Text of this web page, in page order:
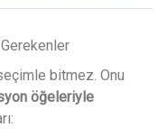
bitmez. Onu
öğeleriyle